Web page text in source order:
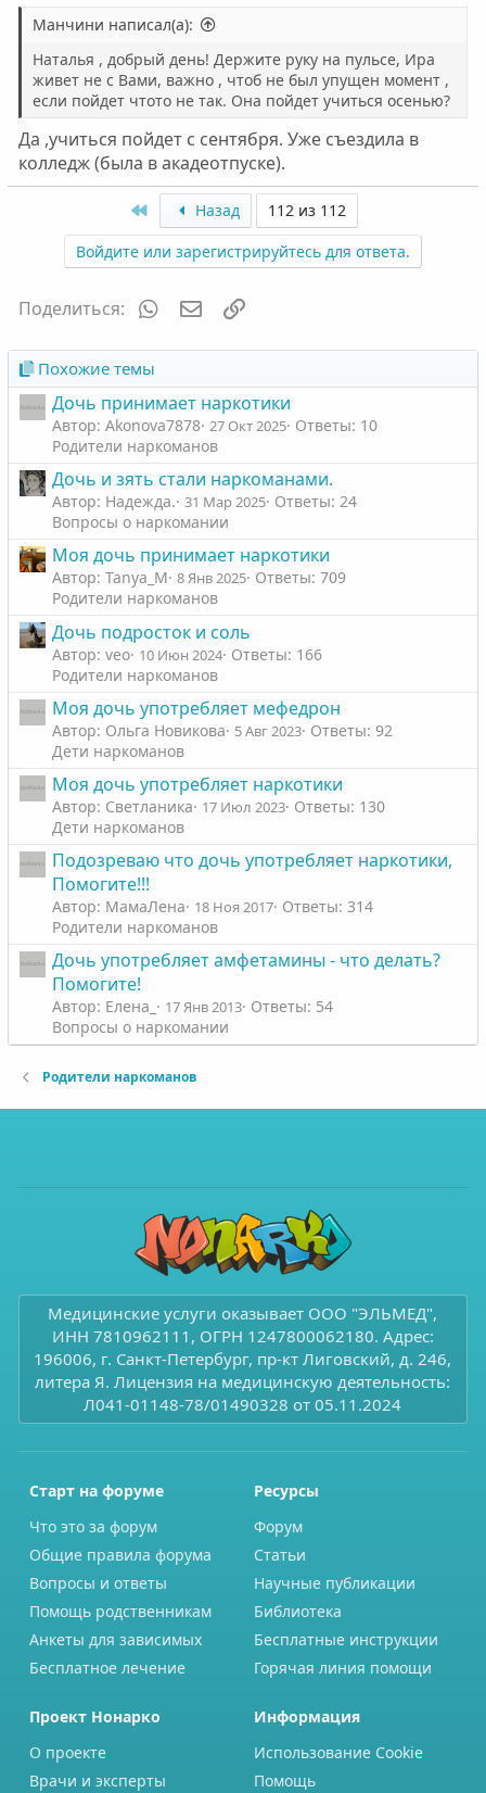
Манчини написал(а):
Наталья , добрый день! Держите руку на пульсе, Ира
живет не с Вами, важно , чтоб не был упущен момент ,
если пойдет чтото не так. Она пойдет учиться осенью?
Да ,учиться пойдет с сентября. Уже съездила в
колледж (была в акадеотпуске).
First Назад
112 из 112
Войдите или зарегистрируйтесь для ответа.
Поделиться: WhatsAppЭлектронная почта
Похожие темы
Дочь принимает наркотики
Автор: Akonova7878 27 Окт 2025 Ответы: 10
Родители наркоманов
Дочь и зять стали наркоманами.
Автор: Надежда. 31 Мар 2025 Ответы: 24
Вопросы о наркомании
Моя дочь принимает наркотики
Автор: Tanya_M 8 Янв 2025 Ответы: 709
Родители наркоманов
Дочь подросток и соль
Автор: veo 10 Июн 2024 Ответы: 166
Родители наркоманов
Моя дочь употребляет мефедрон
Автор: Ольга Новикова 5 Авг 2023 Ответы: 92
Дети наркоманов
Моя дочь употребляет наркотики
Автор: Светланика 17 Июл 2023 Ответы: 130
Дети наркоманов
Подозреваю что дочь употребляет наркотики,
Помогите!!!
Автор: МамаЛена 18 Ноя 2017 Ответы: 314
Родители наркоманов
Дочь употребляет амфетамины - что делать?
Помогите!
Автор: Елена_ 17 Янв 2013 Ответы: 54
Вопросы о наркомании
Родители наркоманов
Медицинские услуги оказывает ООО "ЭЛЬМЕД",
ИНН 7810962111, ОГРН 1247800062180. Адрес:
196006, г. Санкт-Петербург, пр-кт Лиговский, д. 246,
литера Я. Лицензия на медицинскую деятельность:
Л041-01148-78/01490328 от 05.11.2024
Старт на форуме
Что это за форум
Общие правила форума
Вопросы и ответы
Помощь родственникам
Анкеты для зависимых
Бесплатное лечение
Ресурсы
Форум
Статьи
Научные публикации
Библиотека
Бесплатные инструкции
Горячая линия помощи
Проект Нонарко
О проекте
Врачи и эксперты
Информация
Использование Cookie
Помощь